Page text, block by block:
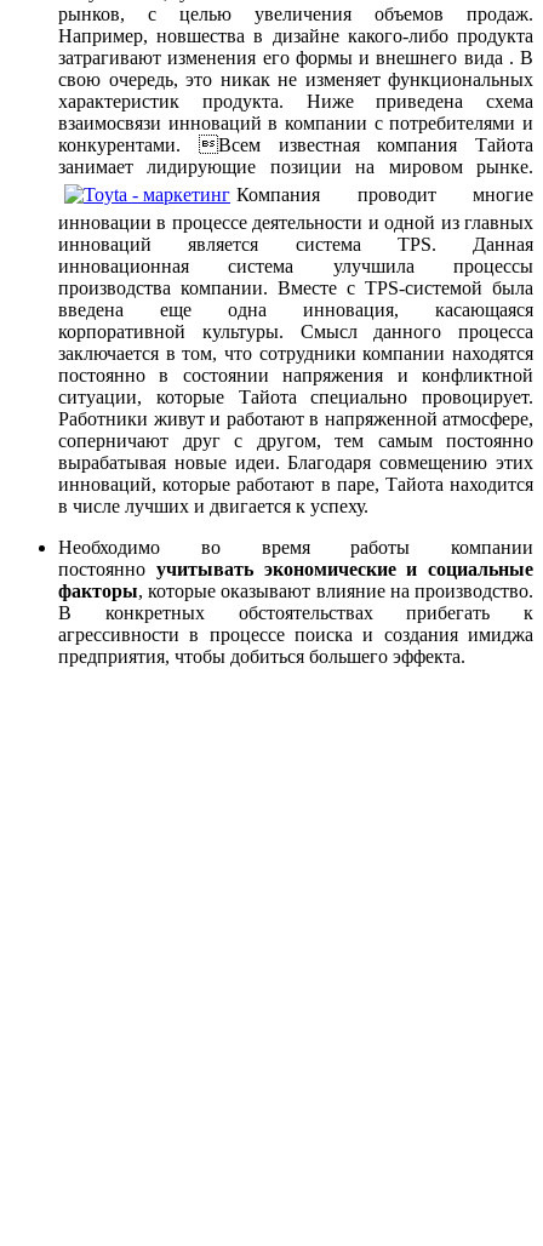
рынков, с целью увеличения объемов продаж.
Например, новшества в дизайне какого-либо продукта
затрагивают изменения его формы и внешнего вида . В
свою очередь, это никак не изменяет функциональных
характеристик продукта. Ниже приведена схема
взаимосвязи инноваций в компании с потребителями и
конкурентами. Всем известная компания Тайота
занимает лидирующие позиции на мировом рынке.
Компания проводит многие
инновации в процессе деятельности и одной из главных
инноваций является система TPS. Данная
инновационная система улучшила процессы
производства компании. Вместе с TPS-системой была
введена еще одна инновация, касающаяся
корпоративной культуры. Смысл данного процесса
заключается в том, что сотрудники компании находятся
постоянно в состоянии напряжения и конфликтной
ситуации, которые Тайота специально провоцирует.
Работники живут и работают в напряженной атмосфере,
соперничают друг с другом, тем самым постоянно
вырабатывая новые идеи. Благодаря совмещению этих
инноваций, которые работают в паре, Тайота находится
в числе лучших и двигается к успеху.
Необходимо во время работы компании
постоянно учитывать экономические и социальные
факторы, которые оказывают влияние на производство.
В конкретных обстоятельствах прибегать к
агрессивности в процессе поиска и создания имиджа
предприятия, чтобы добиться большего эффекта.